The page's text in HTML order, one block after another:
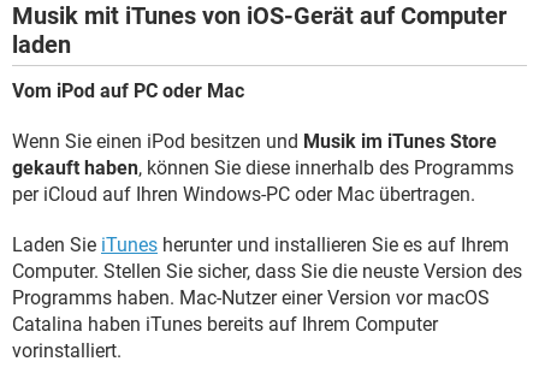
Musik mit iTunes von iOS-Gerät auf Computer
laden
Vom iPod auf PC oder Mac
Wenn Sie einen iPod besitzen und Musik im iTunes Store
gekauft haben, können Sie diese innerhalb des Programms
per iCloud auf Ihren Windows-PC oder Mac übertragen.
Laden Sie iTunes herunter und installieren Sie es auf Ihrem
Computer. Stellen Sie sicher, dass Sie die neuste Version des
Programms haben. Mac-Nutzer einer Version vor macOS
Catalina haben iTunes bereits auf Ihrem Computer
vorinstalliert.